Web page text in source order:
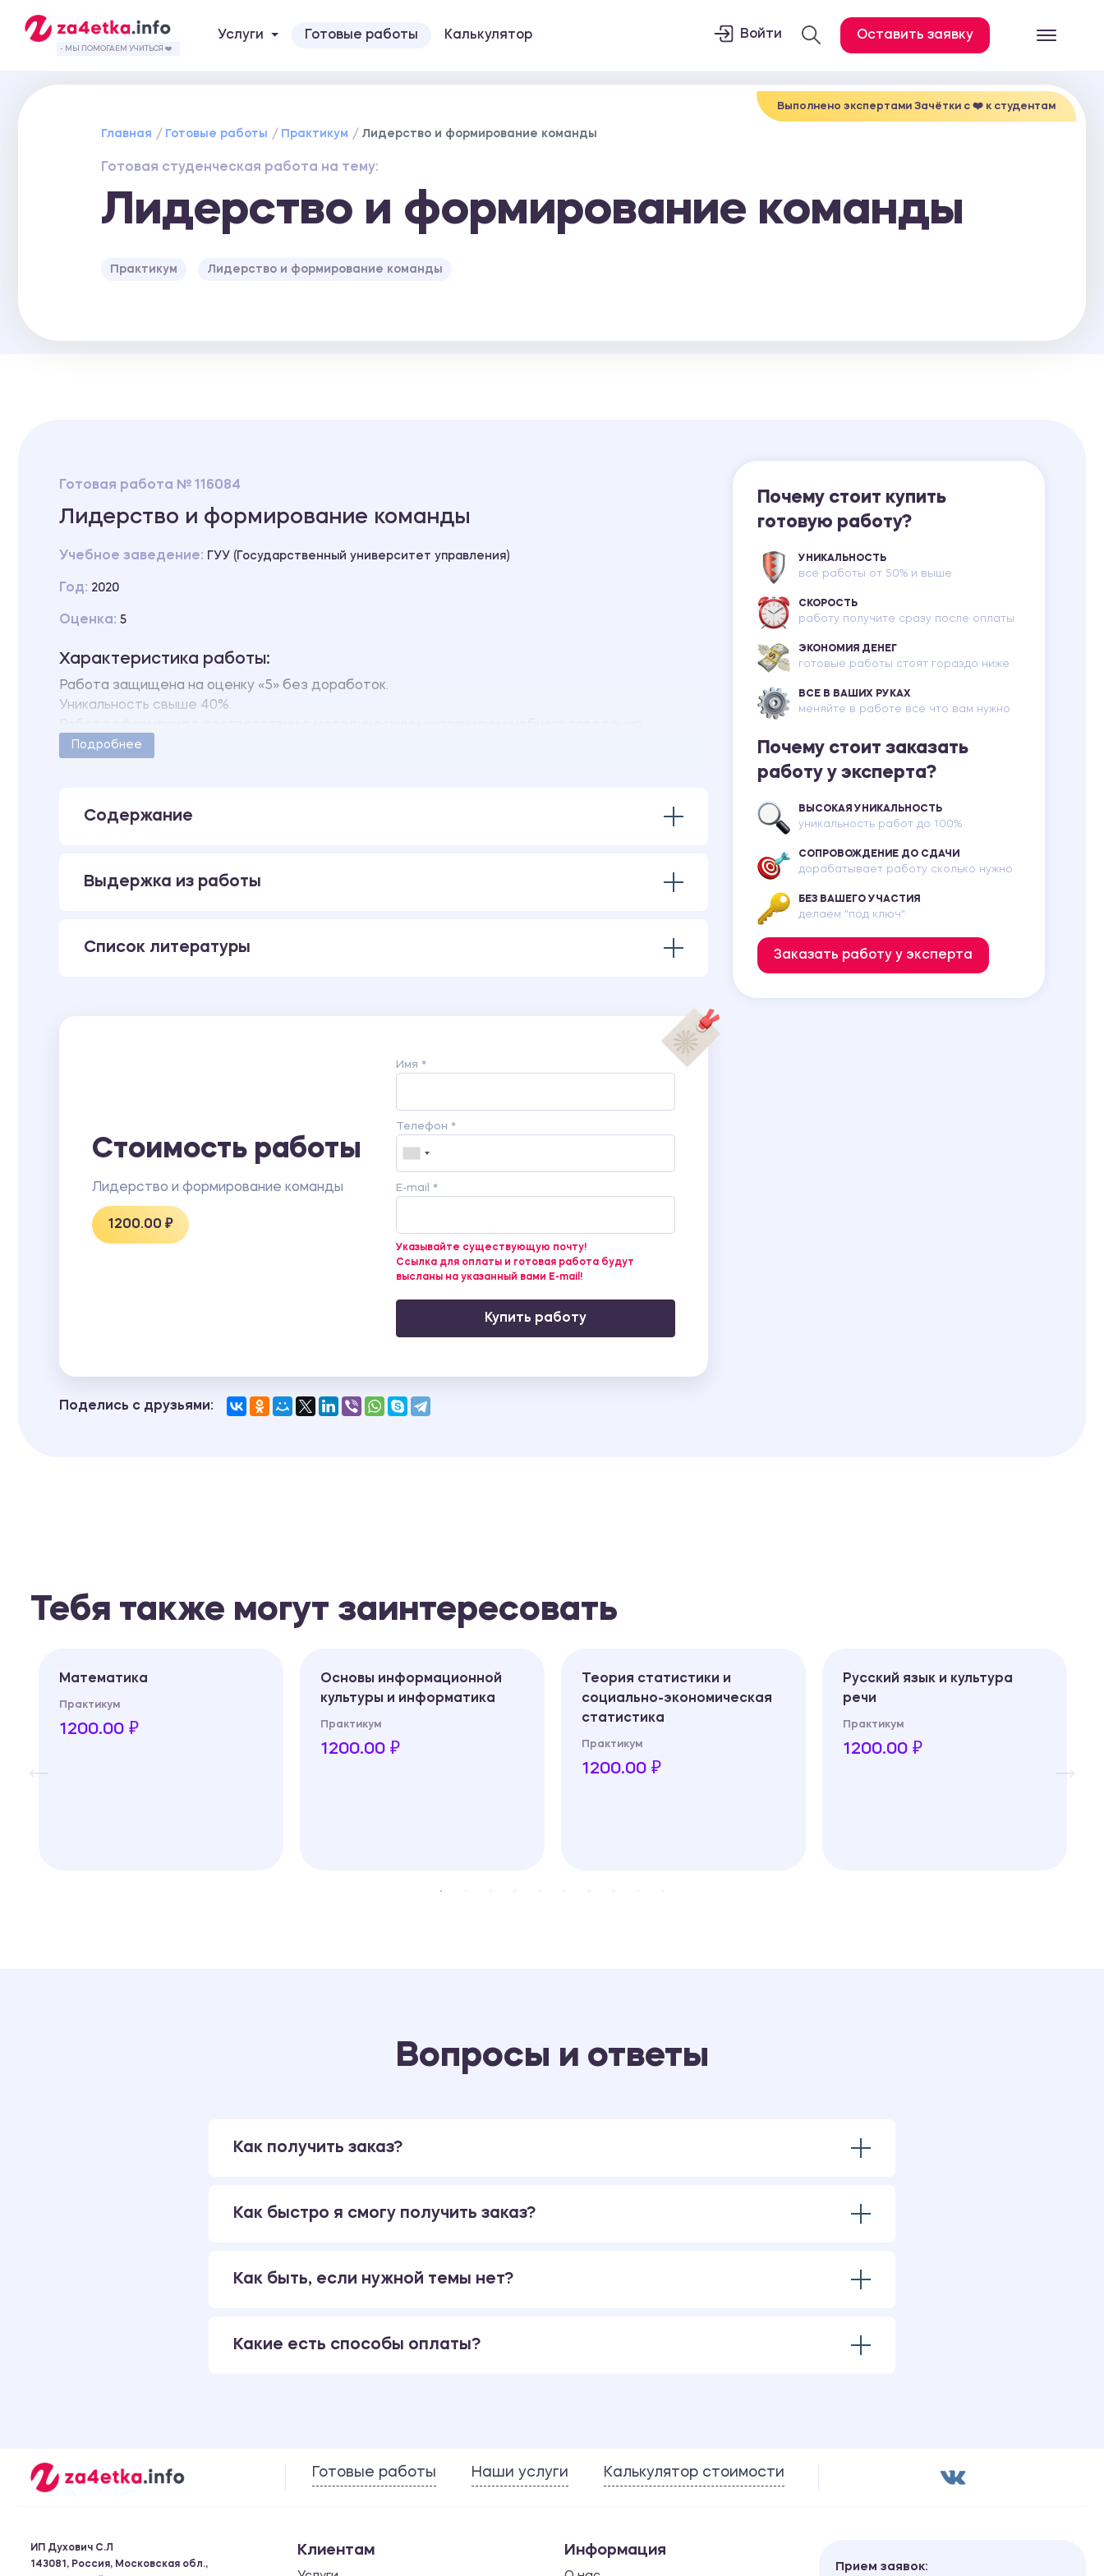
Все услуги
Контрольная работа
- МЫ ПОМОГАЕМ УЧИТЬСЯ ❤️
Услуги Готовые работы Калькулятор Войти Оставить заявку
Выполнено экспертами Зачётки c ❤️ к студентам
Главная Готовые работы Практикум Лидерство и формирование команды
Готовая студенческая работа на тему:
Лидерство и формирование команды
Практикум Лидерство и формирование команды
Готовая работа № 116084
Лидерство и формирование команды
Учебное заведение: ГУУ (Государственный университет управления)
Год: 2020
Оценка: 5
Характеристика работы:
Работа защищена на оценку «5» без доработок.
Уникальность свыше 40%.
Количество страниц - 12.
Подробнее
Содержание
Выдержка из работы
Список литературы
Стоимость работы
Лидерство и формирование команды
1200.00 ₽
Имя *
Телефон *
E-mail *
Указывайте существующую почту!
Ссылка для оплаты и готовая работа будут
высланы на указанный вами E-mail!
Купить работу
Почему стоит купить
готовую работу?
УНИКАЛЬНОСТЬ
все работы от 50% и выше
СКОРОСТЬ
работу получите сразу после оплаты
ЭКОНОМИЯ ДЕНЕГ
готовые работы стоят гораздо ниже
ВСЕ В ВАШИХ РУКАХ
меняйте в работе всё что вам нужно
Почему стоит заказать
работу у эксперта?
ВЫСОКАЯ УНИКАЛЬНОСТЬ
уникальность работ до 100%
СОПРОВОЖДЕНИЕ ДО СДАЧИ
дорабатывает работу сколько нужно
БЕЗ ВАШЕГО УЧАСТИЯ
делаем "под ключ"
Заказать работу у эксперта
Поделись с друзьями:
Тебя также могут заинтересовать
Математика
Практикум
1200.00 ₽
Основы информационной
культуры и информатика
Практикум
1200.00 ₽
Теория статистики и
социально-экономическая
статистика
Практикум
1200.00 ₽
Русский язык и культура
речи
Практикум
1200.00 ₽
Вопросы и ответы
Как получить заказ?
Как быстро я смогу получить заказ?
Как быть, если нужной темы нет?
Какие есть способы оплаты?
Готовые работы Наши услуги Калькулятор стоимости
ИП Духович С.Л
143081, Россия, Московская обл.,
Клиентам Информация
Прием заявок: